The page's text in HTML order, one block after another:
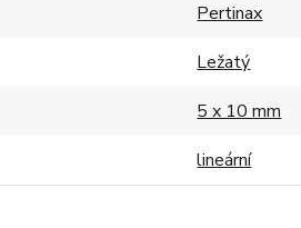
Pertinax
Ležatý
5 x 10 mm
lineární